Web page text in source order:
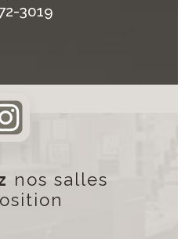
3019
nos salles